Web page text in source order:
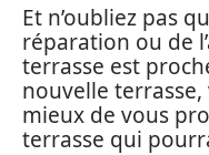
Et n’oubliez pas
réparation ou de
terrasse est
nouvelle
mieux de vous
terrasse qui